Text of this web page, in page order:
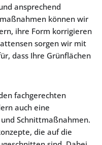
ansprechend
können wir
ihre Form korrigieren
sorgen wir mit
dass Ihre Grünflächen
fachgerechten
auch eine
Schnittmaßnahmen.
die auf die